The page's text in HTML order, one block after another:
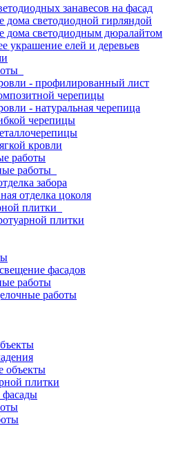
занавесов на фасад
дома светодиодной гирляндой
дома светодиодным дюралайтом
украшение елей и деревьев
- профилированный лист
черепицы
- натуральная черепица
черепицы
кровли
работы
работы
забора
отделка цоколя
плитки
плитки
фасадов
работы
работы
объекты
плитки